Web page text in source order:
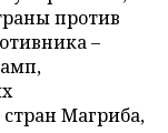
против
–
Магриба,